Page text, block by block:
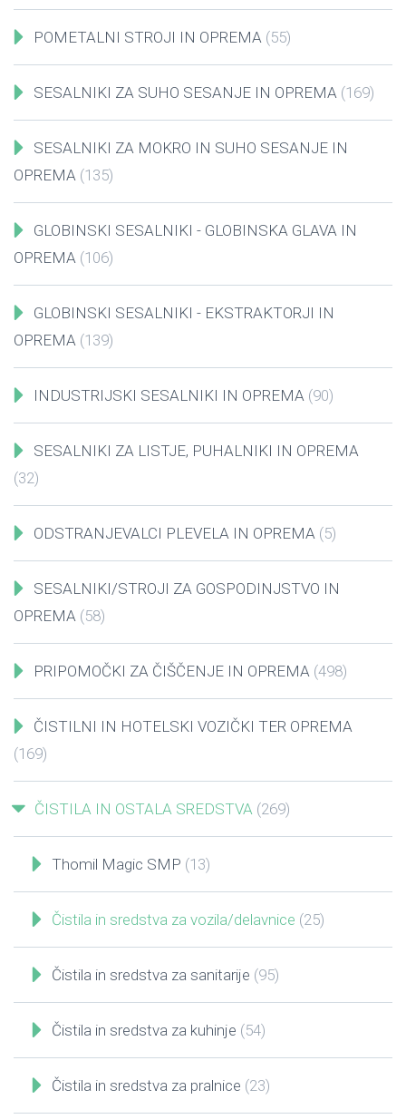
POMETALNI STROJI IN OPREMA (55)
SESALNIKI ZA SUHO SESANJE IN OPREMA (169)
SESALNIKI ZA MOKRO IN SUHO SESANJE IN
OPREMA (135)
GLOBINSKI SESALNIKI - GLOBINSKA GLAVA IN
OPREMA (106)
GLOBINSKI SESALNIKI - EKSTRAKTORJI IN
OPREMA (139)
INDUSTRIJSKI SESALNIKI IN OPREMA (90)
SESALNIKI ZA LISTJE, PUHALNIKI IN OPREMA
(32)
ODSTRANJEVALCI PLEVELA IN OPREMA (5)
SESALNIKI/STROJI ZA GOSPODINJSTVO IN
OPREMA (58)
PRIPOMOČKI ZA ČIŠČENJE IN OPREMA (498)
ČISTILNI IN HOTELSKI VOZIČKI TER OPREMA
(169)
ČISTILA IN OSTALA SREDSTVA (269)
Thomil Magic SMP (13)
Čistila in sredstva za vozila/delavnice (25)
Čistila in sredstva za sanitarije (95)
Čistila in sredstva za kuhinje (54)
Čistila in sredstva za pralnice (23)